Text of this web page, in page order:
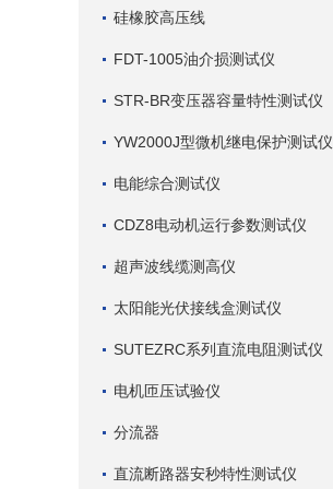
硅橡胶高压线
FDT-1005油介损测试仪
STR-BR变压器容量特性测试仪
YW2000J型微机继电保护测试仪
电能综合测试仪
CDZ8电动机运行参数测试仪
超声波线缆测高仪
太阳能光伏接线盒测试仪
SUTEZRC系列直流电阻测试仪
电机匝压试验仪
分流器
直流断路器安秒特性测试仪